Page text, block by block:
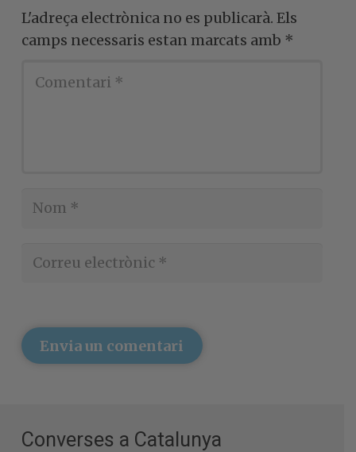
L'adreça electrònica no es publicarà. Els
camps necessaris estan marcats amb *
Envia un comentari
Converses a Catalunya